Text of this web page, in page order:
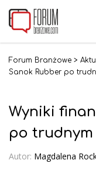
Forum Branżowe >
Sanok Rubber po
Wyniki
po
Autor: Magdalena